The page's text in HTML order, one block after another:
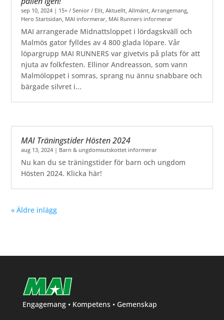
sep 10, 2024 | 15+ / Senior / Elit,Aktuellt,Allmänt,Arrangemang,
Hero Startsidan, MAI informerar, MAI Runners informerar
MAI arrangerade Midnattsloppet i lördagskväll och
Malmös gator fylldes av 4 800 glada löpare. Vår
löpargrupp MAI RUNNERS var givetvis på plats för att
njuta av folkfesten. Ellinor Andreasson, som vann
Malmöloppet i somras, sprang nu ännu snabbare och
bärgade silvret i...
MAI Träningstider Hösten 2024
aug 13, 2024 | Barn & ungdomsutskottet informerar
Nu kan du se träningstider för barn och ungdom
Hösten 2024. Klicka här!
« Äldre inlägg
Engagemang • Kompetens • Gemenskap